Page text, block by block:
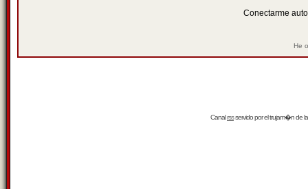
Conectarme
He
Canalrssservido por eltrujam�nde